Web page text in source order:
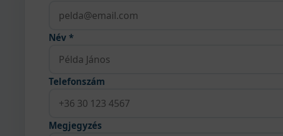
Név *
Telefonszám
Megjegyzés